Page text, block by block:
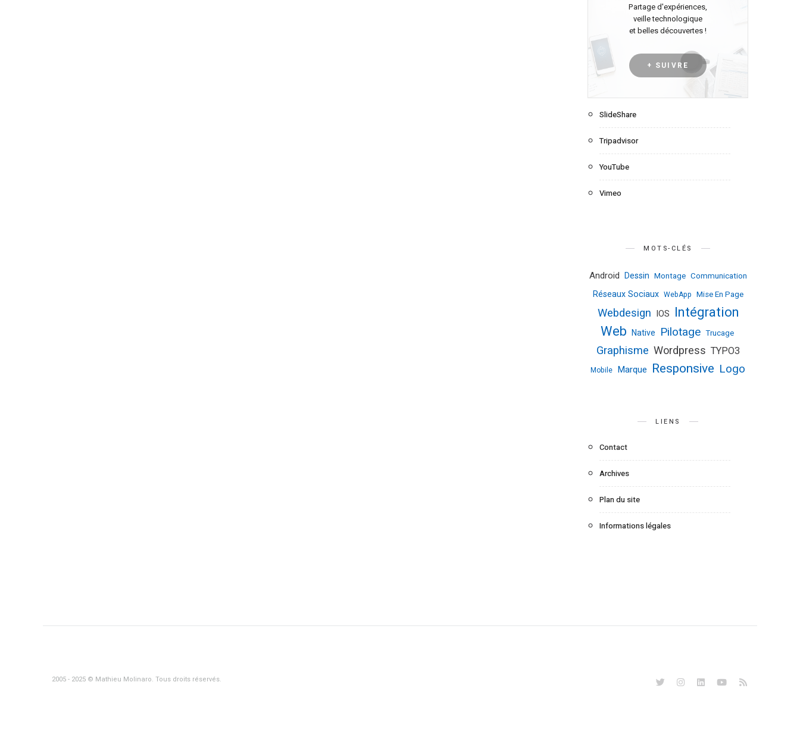
Partage d'expériences,
veille technologique
et belles découvertes !
+ SUIVRE
SlideShare
Tripadvisor
YouTube
Vimeo
MOTS-CLÉS
Android Dessin Montage Communication
Réseaux Sociaux WebApp Mise En Page
Webdesign IOS Intégration
Web Native Pilotage Trucage
Graphisme Wordpress TYPO3
Mobile Marque Responsive Logo
LIENS
Contact
Archives
Plan du site
Informations légales
2005 - 2025 © Mathieu Molinaro. Tous droits réservés.